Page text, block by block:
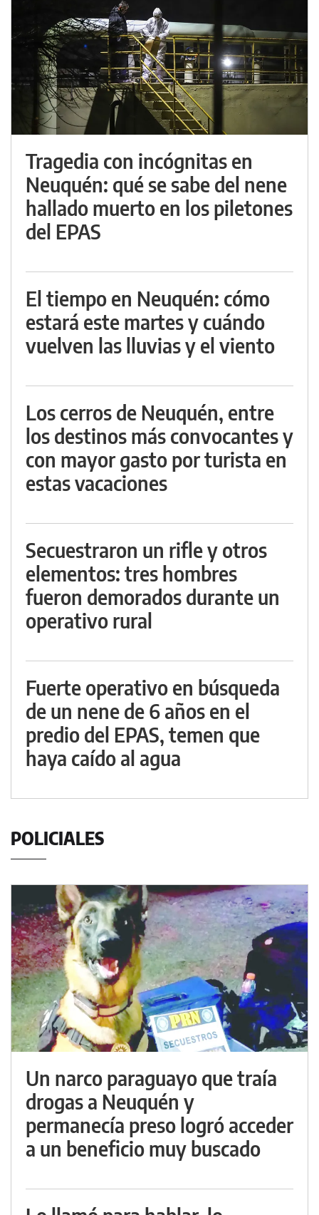
Tragedia con incógnitas en
Neuquén: qué se sabe del nene
hallado muerto en los piletones
del EPAS
El tiempo en Neuquén: cómo
estará este martes y cuándo
vuelven las lluvias y el viento
Los cerros de Neuquén, entre
los destinos más convocantes y
con mayor gasto por turista en
estas vacaciones
Secuestraron un rifle y otros
elementos: tres hombres
fueron demorados durante un
operativo rural
Fuerte operativo en búsqueda
de un nene de 6 años en el
predio del EPAS, temen que
haya caído al agua
POLICIALES
Un narco paraguayo que traía
drogas a Neuquén y
permanecía preso logró acceder
a un beneficio muy buscado